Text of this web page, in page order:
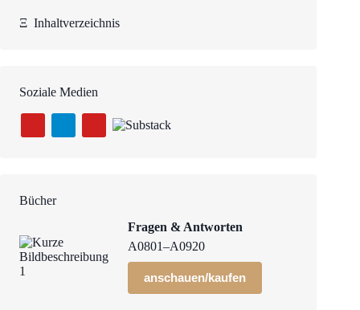
Ξ Inhaltverzeichnis
Soziale Medien
Bücher
Fragen & Antworten
A0801–A0920
anschauen/kaufen